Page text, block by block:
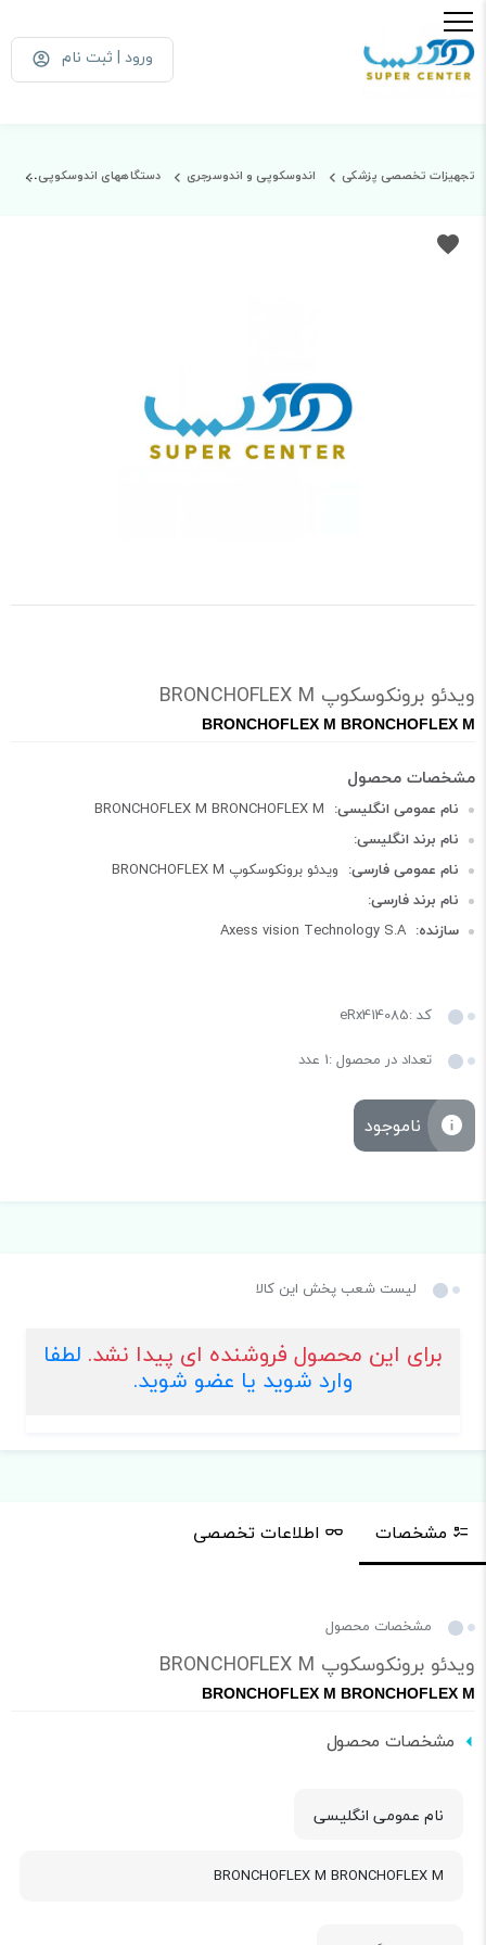
ورود | ثبت نام
تجهیزات تخصصی پزشکی اندوسکوپی و اندوسرجری دستگاههای اندوسکوپی
ویدئو برونكوسكوپ BRONCHOFLEX M
BRONCHOFLEX M BRONCHOFLEX M
نام عمومی انگلیسی: BRONCHOFLEX M BRONCHOFLEX M
نام برند انگلیسی:
نام عمومی فارسی: ویدئو برونكوسكوپ BRONCHOFLEX M
نام برند فارسی:
سازنده: Axess vision Technology S.A
کد :eRx414085
تعداد در محصول :1 عدد
ناموجود
لیست شعب پخش این کالا
برای این محصول فروشنده ای پیدا نشد. لطفا
وارد شوید یا عضو شوید.
مشخصات اطلاعات تخصصی
مشخصات محصول
ویدئو برونكوسكوپ BRONCHOFLEX M
BRONCHOFLEX M BRONCHOFLEX M
مشخصات محصول
نام عمومی انگلیسی
BRONCHOFLEX M BRONCHOFLEX M